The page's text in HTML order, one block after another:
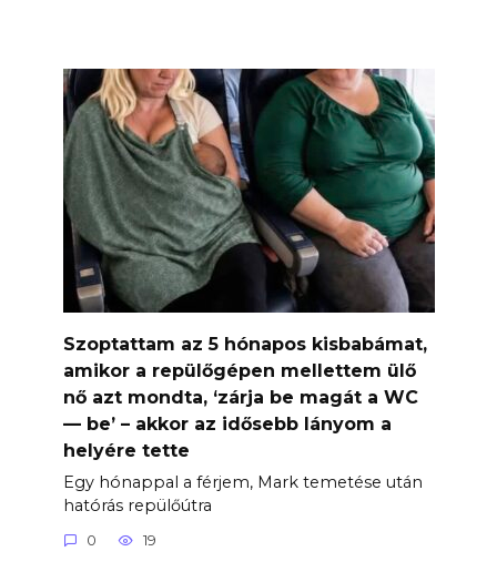
Szoptattam az 5 hónapos kisbabámat,
amikor a repülőgépen mellettem ülő
nő azt mondta, ‘zárja be magát a WC
— be’ – akkor az idősebb lányom a
helyére tette
Egy hónappal a férjem, Mark temetése után
hatórás repülőútra
0 19